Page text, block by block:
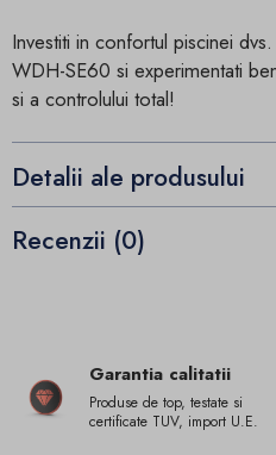
Investiti in confortul piscinei
WDH-SE60 si experimentati
si a controlului total!
Detalii ale produsului
Recenzii (0)
Garantia calitatii
Produse de top, testate si
certificate TUV, import U.E.